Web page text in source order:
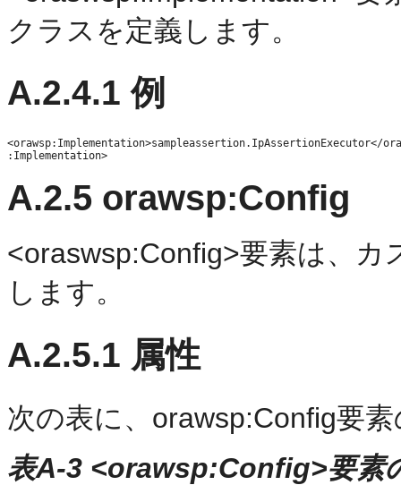
クラスを定義します。
A.2.4.1 例
<orawsp:Implementation>sampleassertion.IpAssertionExecutor</
A.2.5 orawsp:Config
<oraswsp:Config>要素は、
します。
A.2.5.1 属性
次の表に、orawsp:Config要
表A-3 <orawsp:Config>要素